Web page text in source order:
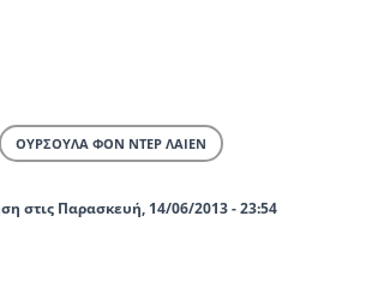
ΟΥΡΣΟΥΛΑ ΦΟΝ ΝΤΕΡ ΛΑΙΕΝ
στις Παρασκευή, 14/06/2013 - 23:54